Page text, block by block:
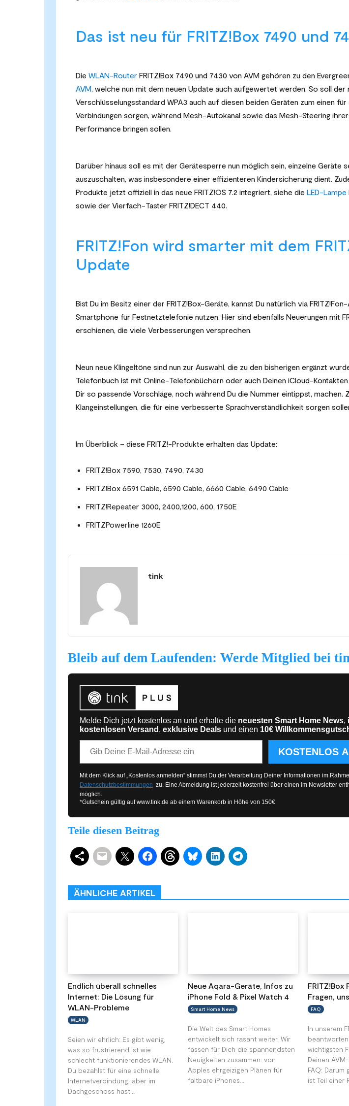
Das ist neu für FRITZ!Box 7490 und
Die WLAN-Router FRITZ!Box 7490 und 7430 von AVM gehören zu den
AVM , welche nun mit dem neuen Update auch aufgewertet werden. So soll der
Verschlüsselungsstandard WPA3 auch auf diesen beiden Geräten zum einen
Verbindungen sorgen, während Mesh-Autokanal sowie das Mesh-Steering
Performance bringen sollen.
Darüber hinaus soll es mit der Gerätesperre nun möglich sein, einzelne Geräte
auszuschalten, was insbesondere einer effizienteren Kindersicherung dient.
Produkte jetzt offiziell in das neue FRITZ!OS 7.2 integriert, siehe die LED-Lampe
sowie der Vierfach-Taster FRITZ!DECT 440.
FRITZ!Fon wird smarter mit dem
Update
Bist Du im Besitz einer der FRITZ!Box-Geräte, kannst Du natürlich via
Smartphone für Festnetztelefonie nutzen. Hier sind ebenfalls Neuerungen mit
erschienen, die viele Verbesserungen versprechen.
Neun neue Klingeltöne sind nun zur Auswahl, die zu den bisherigen ergänzt
Telefonbuch ist mit Online-Telefonbüchern oder auch Deinen iCloud-
Dir so passende Vorschläge, noch während Du die Nummer eintippst, machen.
Klangeinstellungen, die für eine verbesserte Sprachverständlichkeit sorgen
Im Überblick – diese FRITZ!-Produkte erhalten das Update:
FRITZ!Box 7590, 7530, 7490, 7430
FRITZ!Box 6591 Cable, 6590 Cable, 6660 Cable, 6490 Cable
FRITZ!Repeater 3000, 2400,1200, 600, 1750E
FRITZPowerline 1260E
tink
Bleib auf dem Laufenden: Werde Mitglied bei
Melde Dich jetzt kostenlos an und erhalte die neuesten Smart Home News,
kostenlosen Versand , exklusive Deals und einen 10€
KOSTENLOS
Mit dem Klick auf „Kostenlos anmelden“ stimmst Du der Verarbeitung Deiner Informationen im
Datenschutzbestimmungen zu. Eine Abmeldung ist jederzeit kostenfrei über einen im Newsletter
möglich.
*Gutschein gültig aufwww.tink.de ab einem Warenkorb in Höhe von 150€
Teile diesen Beitrag
ÄHNLICHE ARTIKEL
Endlich überall schnelles
Internet: Die Lösung für
WLAN-Probleme
WLAN
Seien wir ehrlich: Es gibt wenig,
was so frustrierend ist wie
schlecht funktionierendes WLAN.
Du bezahlst für eine schnelle
Internetverbindung, aber im
Dachgeschoss hast...
Neue Aqara-Geräte, Infos zu
iPhone Fold & Pixel Watch 4
Smart Home News
Die Welt des Smart Homes
entwickelt sich rasant weiter. Wir
fassen für Dich die spannendsten
Neuigkeiten zusammen: von
Apples ehrgeizigen Plänen für
faltbare iPhones...
FRITZ!Box
Fragen,
FAQ
In unserem
beantworten
wichtigsten
Deinen AVM-
FAQ: Darum
ist Teil einer